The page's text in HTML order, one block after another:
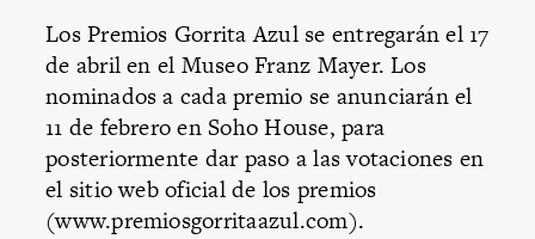
Los Premios Gorrita Azul se entregarán el 17
de abril en el Museo Franz Mayer. Los
nominados a cada premio se anunciarán el
11 de febrero en Soho House, para
posteriormente dar paso a las votaciones en
el sitio web oficial de los premios
(www.premiosgorritaazul.com).